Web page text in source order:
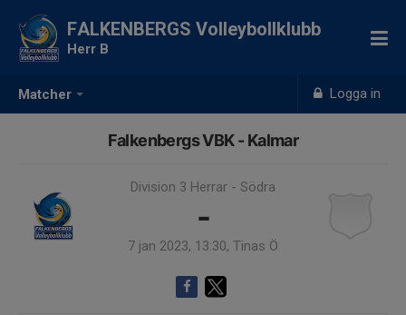
Matcher Logga in
FALKENBERGS Volleybollklubb
Herr B
Falkenbergs VBK - Kalmar
Division 3 Herrar - Södra
-
7 jan 2023, 13:30, Tinas Ö